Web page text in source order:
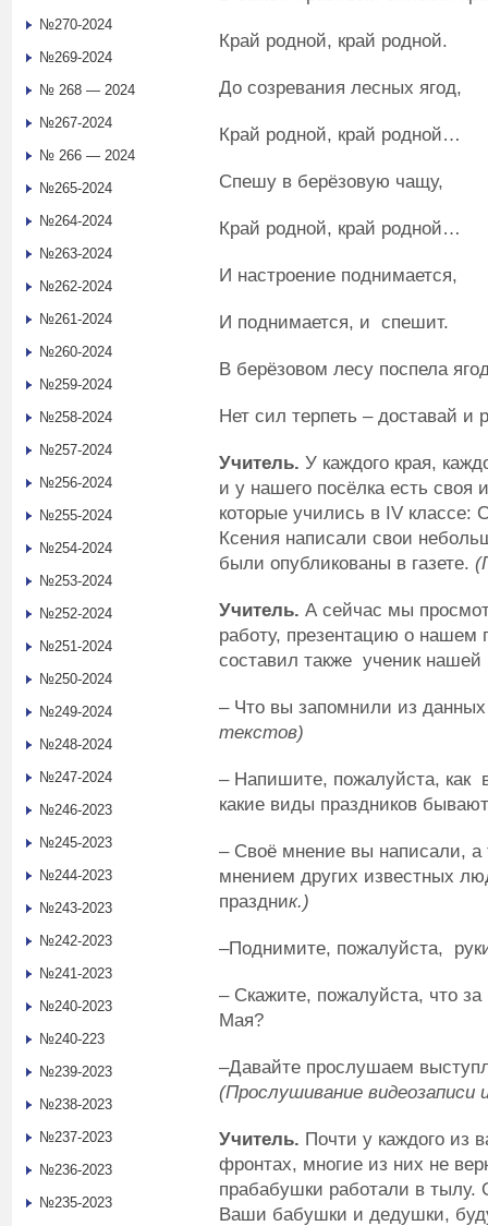
Край родной, край родной.
До созревания лесных ягод,
Край родной, край родной…
Спешу в берёзовую чащу,
Край родной, край родной…
И настроение поднимается,
И поднимается, и спешит.
В берёзовом лесу поспела
Нет сил терпеть – доставай и
Учитель. У каждого края,
и у нашего посёлка есть
которые учились в IV классе:
Ксения написали свои
были опубликованы в газете.
Учитель. А сейчас мы
работу, презентацию о нашем
составил также ученик
– Что вы запомнили из
текстов)
– Напишите, пожалуйста, как
какие виды праздников
– Своё мнение вы написали, а
мнением других известных
праздник.)
–Поднимите, пожалуйста,
– Скажите, пожалуйста, что
Мая?
–Давайте прослушаем
(Прослушивание
Учитель. Почти у каждого из
фронтах, многие из них не
прабабушки работали в тылу.
Ваши бабушки и дедушки,
№270-2024
№269-2024
№ 268 — 2024
№267-2024
№ 266 — 2024
№265-2024
№264-2024
№263-2024
№262-2024
№261-2024
№260-2024
№259-2024
№258-2024
№257-2024
№256-2024
№255-2024
№254-2024
№253-2024
№252-2024
№251-2024
№250-2024
№249-2024
№248-2024
№247-2024
№246-2023
№245-2023
№244-2023
№243-2023
№242-2023
№241-2023
№240-2023
№240-223
№239-2023
№238-2023
№237-2023
№236-2023
№235-2023